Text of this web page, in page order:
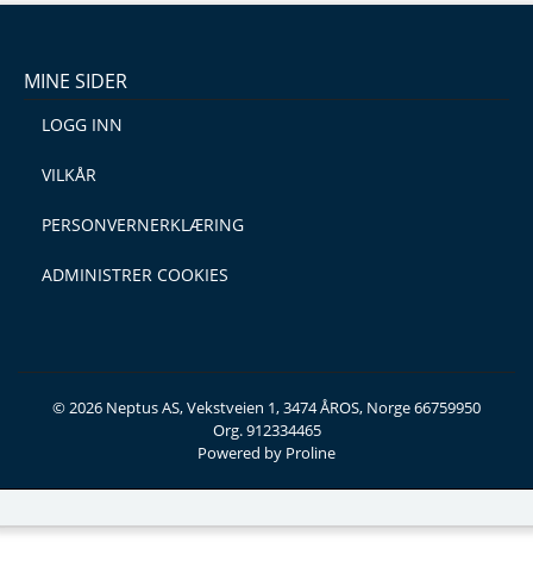
MINE SIDER
LOGG INN
VILKÅR
PERSONVERNERKLÆRING
ADMINISTRER COOKIES
© 2026 Neptus AS, Vekstveien 1, 3474 ÅROS, Norge 66759950
Org. 912334465
Powered by Proline